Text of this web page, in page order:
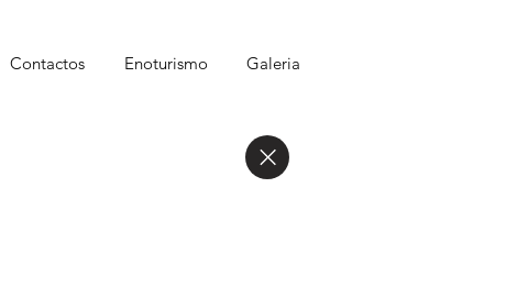
Contactos Enoturismo Galeria